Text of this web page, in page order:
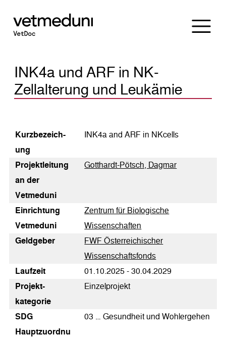
INK4a und ARF in NK-
Zellalterung und Leukämie
Kurz­bezeich­
ung
INK4a and ARF in NKcells
Pro­jekt­lei­tung
an der
Vetmeduni
Gotthardt-Pötsch, Dagmar
Einrichtung
Vetmeduni
Zentrum für Biologische
Wissenschaften
Geldgeber
FWF Österreichischer
Wissenschaftsfonds
Laufzeit
01.10.2025 - 30.04.2029
Pro­jekt­
kategorie
Einzelprojekt
SDG
Hauptzuordnu
03 … Gesundheit und Wohlergehen